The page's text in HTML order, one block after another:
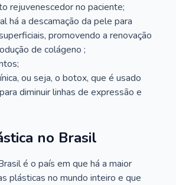
rejuvenescedor no paciente;
há a descamação da pele para
promovendo a renovação
de colágeno ;
ou seja, o botox, que é usado
diminuir linhas de expressão e
no Brasil
é o país em que há a maior
plásticas no mundo inteiro e que